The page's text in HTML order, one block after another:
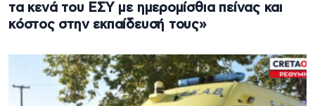
τα κενά του ΕΣΥ με ημερομίσθια πείνας και
κόστος στην εκπαίδευσή τους»